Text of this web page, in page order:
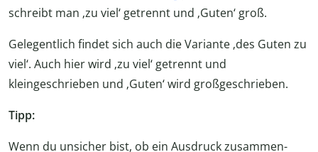
schreibt man ‚zu viel‘ getrennt und ‚Guten‘ groß.
Gelegentlich findet sich auch die Variante ‚des Guten zu
viel‘. Auch hier wird ‚zu viel‘ getrennt und
kleingeschrieben und ‚Guten‘ wird großgeschrieben.
Tipp:
Wenn du unsicher bist, ob ein Ausdruck zusammen-